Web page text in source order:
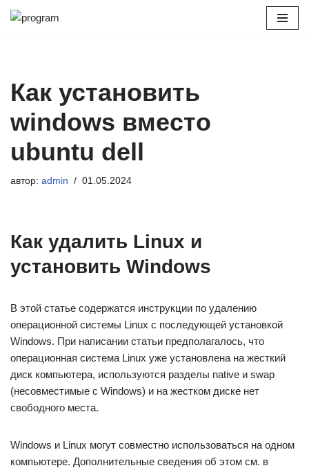
Как установить
windows вместо
ubuntu dell
автор: admin 01.05.2024
Как удалить Linux и
установить Windows
В этой статье содержатся инструкции по удалению
операционной системы Linux с последующей установкой
Windows. При написании статьи предполагалось, что
операционная система Linux уже установлена на жесткий
диск компьютера, используются разделы native и swap
(несовместимые с Windows) и на жестком диске нет
свободного места.
Windows и Linux могут совместно использоваться на одном
компьютере. Дополнительные сведения об этом см. в